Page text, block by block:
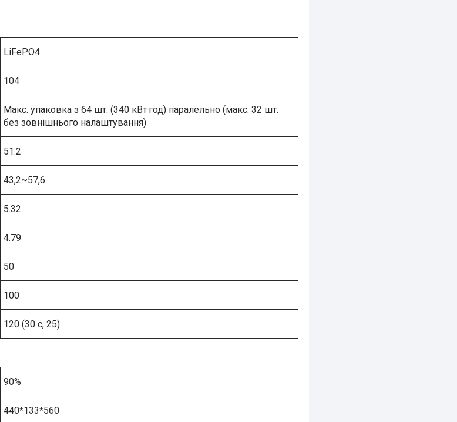
LiFePO4
104
Макс. упаковка з 64 шт. (340 кВт·год) паралельно (макс. 32 шт.
без зовнішнього налаштування)
51.2
43,2~57,6
5.32
4.79
50
100
120 (30 с, 25)
90%
440*133*560